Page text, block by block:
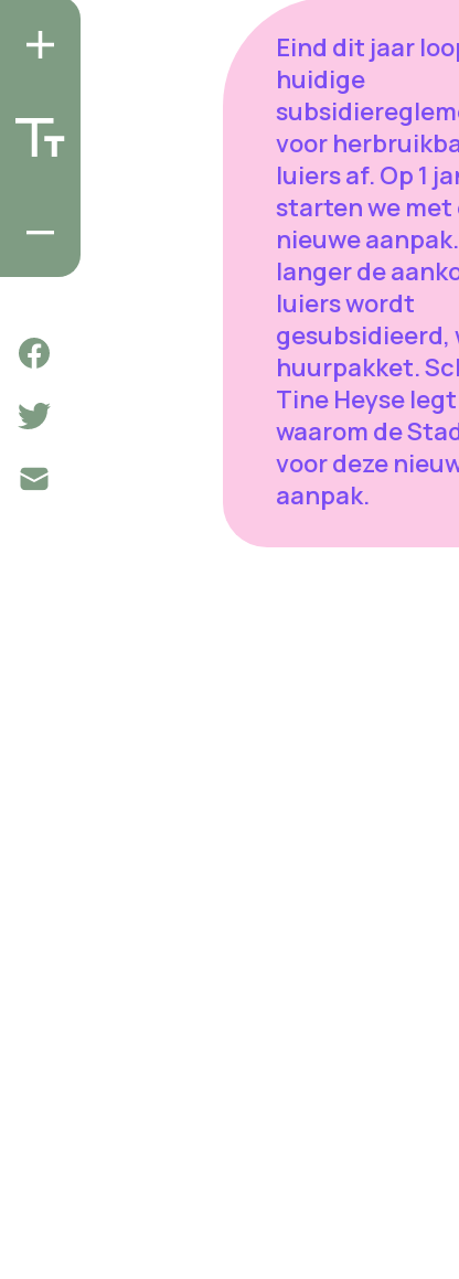
Eind dit jaar
huidige
voor
luiers af. Op 1
starten we met
nieuwe
langer de
luiers wordt
gesubsidieerd,
huurpakket.
Tine Heyse
waarom de
voor deze
aanpak.